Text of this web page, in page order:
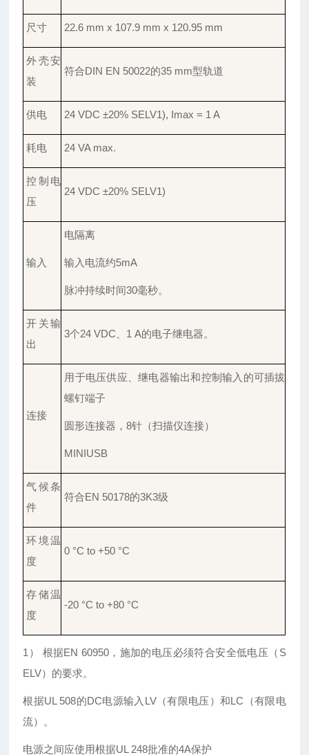
尺寸 22.6 mm x 107.9 mm x 120.95 mm
外壳安
装
符合DIN EN 50022的35 mm型轨道
供电 24 VDC ±20% SELV1), Imax = 1 A
耗电 24 VA max.
控制电
压
24 VDC ±20% SELV1)
输入
电隔离
输入电流约5mA
脉冲持续时间30毫秒。
开关输
出
3个24 VDC、1 A的电子继电器。
连接
用于电压供应、继电器输出和控制输入的可插拔
螺钉端子
圆形连接器，8针（扫描仪连接）
MINIUSB
气候条
件
符合EN 50178的3K3级
环境温
度
0 °C to +50 °C
存储温
度
-20 °C to +80 °C
1） 根据EN 60950，施加的电压必须符合安全低电压（S
ELV）的要求。
根据UL 508的DC电源输入LV（有限电压）和LC（有限电
流）。
电源之间应使用根据UL 248批准的4A保护